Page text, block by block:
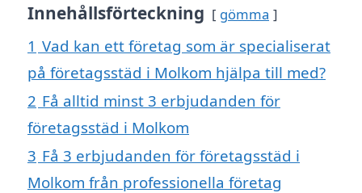
Innehållsförteckning gömma
1 Vad kan ett företag som är specialiserat
på företagsstäd i Molkom hjälpa till med?
2 Få alltid minst 3 erbjudanden för
företagsstäd i Molkom
3 Få 3 erbjudanden för företagsstäd i
Molkom från professionella företag